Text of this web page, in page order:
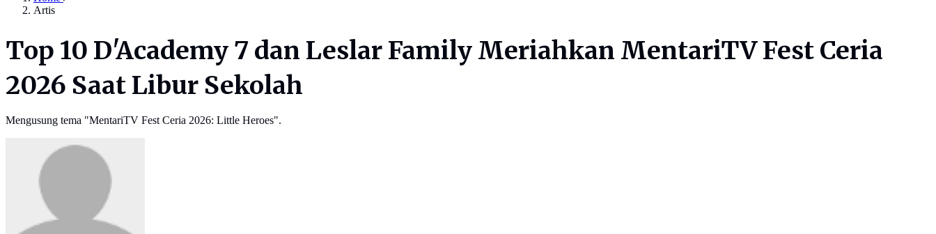
Artis
Top 10 D'Academy 7 dan Leslar Family Meriahkan MentariTV Fest Ceria
2026 Saat Libur Sekolah
Mengusung tema "MentariTV Fest Ceria 2026: Little Heroes".